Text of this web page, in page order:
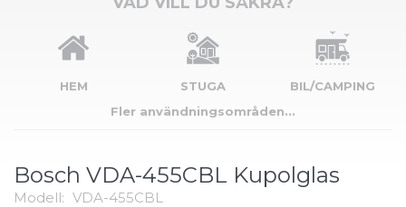
HEM STUGA
BIL/CAMPING
Fler användningsområden...
Bosch VDA-455CBL Kupolglas
Modell: VDA-455CBL